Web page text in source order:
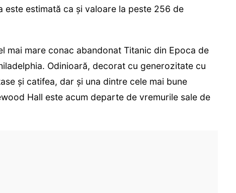
este estimată ca și valoare la peste 256 de
mai mare conac abandonat Titanic din Epoca de
Odinioară, decorat cu generozitate cu
și catifea, dar și una dintre cele mai bune
Hall este acum departe de vremurile sale de